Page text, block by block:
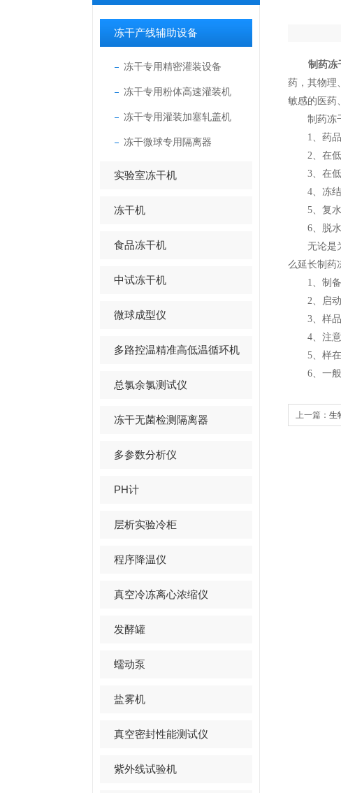
冻干产线辅助设备
冻干专用精密灌装设备
冻干专用粉体高速灌装机
冻干专用灌装加塞轧盖机
冻干微球专用隔离器
实验室冻干机
冻干机
食品冻干机
中试冻干机
微球成型仪
多路控温精准高低温循环机
总氯余氯测试仪
冻干无菌检测隔离器
多参数分析仪
PH计
层析实验冷柜
程序降温仪
真空冷冻离心浓缩仪
发酵罐
蠕动泵
盐雾机
真空密封性能测试仪
紫外线试验机
制药冻
药，其物理
敏感的医药
制药冻干
1、药品
2、在低
3、在低
4、冻结
5、复水
6、脱水*
无论是为
么延长制药
1、制备
2、启动
3、样品
4、注意
5、样在
6、一般
上一篇： 生